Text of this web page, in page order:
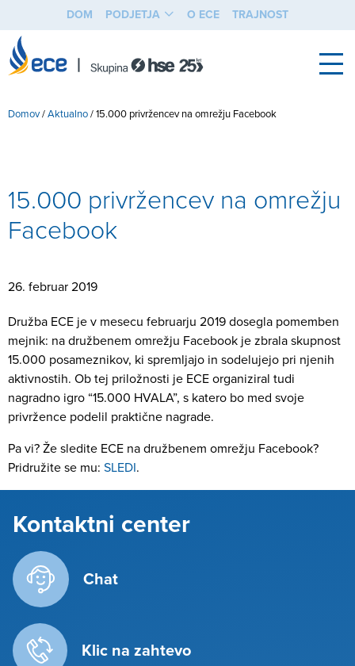
DOM PODJETJA O ECE TRAJNOST
Domov/Aktualno/15.000 privržencev na omrežju Facebook
15.000 privržencev na omrežju
Facebook
26. februar 2019
Družba ECE je v mesecu februarju 2019 dosegla pomemben
mejnik: na družbenem omrežju Facebook je zbrala skupnost
15.000 posameznikov, ki spremljajo in sodelujejo pri njenih
aktivnostih. Ob tej priložnosti je ECE organiziral tudi
nagradno igro “15.000 HVALA”, s katero bo med svoje
privržence podelil praktične nagrade.
Pa vi? Že sledite ECE na družbenem omrežju Facebook?
Pridružite se mu: SLEDI.
Kontaktni center
Chat
Klic na zahtevo